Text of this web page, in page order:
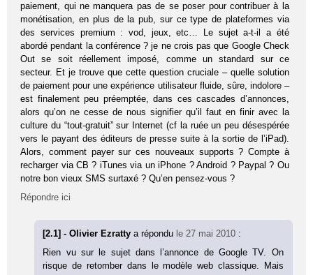
paiement, qui ne manquera pas de se poser pour contribuer à la
monétisation, en plus de la pub, sur ce type de plateformes via
des services premium : vod, jeux, etc… Le sujet a-t-il a été
abordé pendant la conférence ? je ne crois pas que Google Check
Out se soit réellement imposé, comme un standard sur ce
secteur. Et je trouve que cette question cruciale – quelle solution
de paiement pour une expérience utilisateur fluide, sûre, indolore –
est finalement peu préemptée, dans ces cascades d’annonces,
alors qu’on ne cesse de nous signifier qu’il faut en finir avec la
culture du “tout-gratuit” sur Internet (cf la ruée un peu désespérée
vers le payant des éditeurs de presse suite à la sortie de l’iPad).
Alors, comment payer sur ces nouveaux supports ? Compte à
recharger via CB ? iTunes via un iPhone ? Android ? Paypal ? Ou
notre bon vieux SMS surtaxé ? Qu’en pensez-vous ?
Répondre ici
[2.1] - Olivier Ezrattya répondu le 27 mai 2010 :
Rien vu sur le sujet dans l’annonce de Google TV. On
risque de retomber dans le modèle web classique. Mais